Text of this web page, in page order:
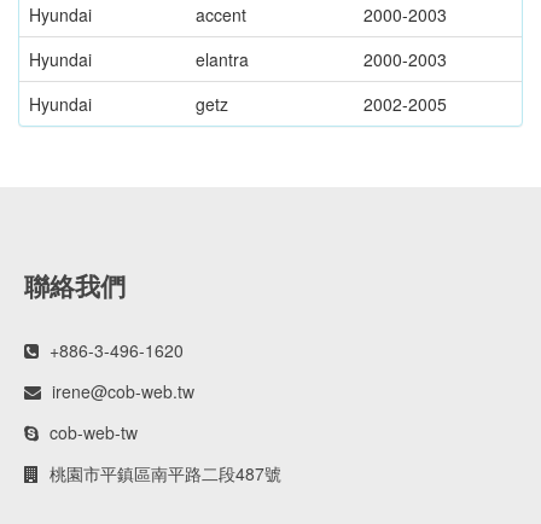
Hyundai
accent
2000-2003
Hyundai
elantra
2000-2003
Hyundai
getz 2002-2005
聯絡我們
+886-3-496-1620
irene@cob-web.tw
cob-web-tw
桃園市平鎮區南平路二段487號